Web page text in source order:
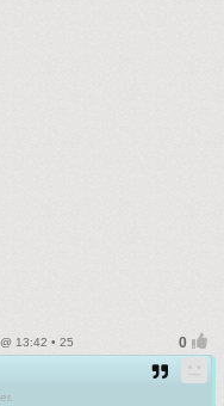
13:42 • 25